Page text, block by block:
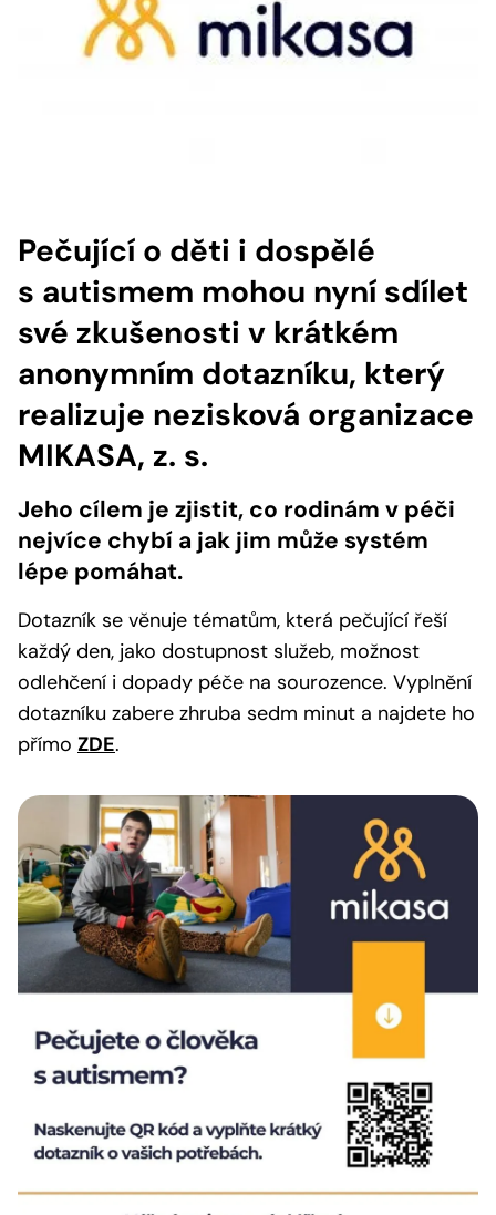
Pečující o děti i dospělé
s autismem mohou nyní sdílet
své zkušenosti v krátkém
anonymním dotazníku, který
realizuje nezisková organizace
MIKASA, z. s.
Jeho cílem je zjistit, co rodinám v péči
nejvíce chybí a jak jim může systém
lépe pomáhat.
Dotazník se věnuje tématům, která pečující řeší
každý den, jako dostupnost služeb, možnost
odlehčení i dopady péče na sourozence. Vyplnění
dotazníku zabere zhruba sedm minut a najdete ho
přímo ZDE.